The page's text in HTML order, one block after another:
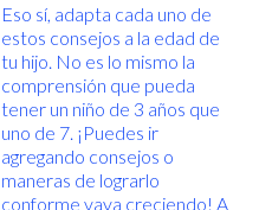
Eso sí, adapta cada uno de
estos consejos a la edad de
tu hijo. No es lo mismo la
comprensión que pueda
tener un niño de 3 años que
uno de 7. ¡Puedes ir
agregando consejos o
maneras de lograrlo
conforme vaya creciendo! A